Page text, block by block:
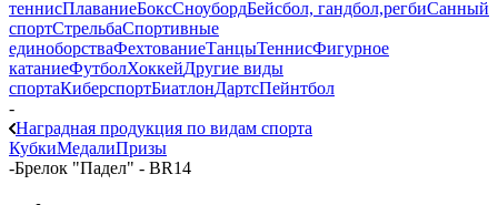
теннисПлаваниеБоксСноубордБейсбол, гандбол,регбиСанный
спортСтрельбаСпортивные
единоборстваФехтованиеТанцыТеннисФигурное
катаниеФутболХоккейДругие виды
спортаКиберспортБиатлонДартсПейнтбол
-
Наградная продукция по видам спорта
КубкиМедалиПризы
-Брелок "Падел" - BR14